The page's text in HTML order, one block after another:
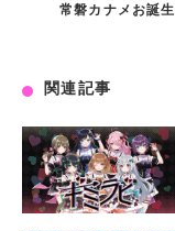
常磐カナメお誕
関連記事